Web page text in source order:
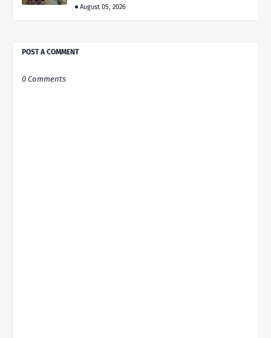
August 05, 2026
POST A COMMENT
0 Comments